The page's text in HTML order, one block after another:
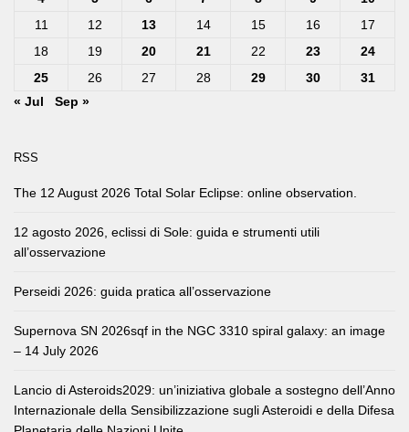
11
12 13 14 15 16
17
18
19 20 21 22 23
24
25
26 27 28 29 30
31
« Jul
Sep »
RSS
The 12 August 2026 Total Solar Eclipse: online observation.
12 agosto 2026, eclissi di Sole: guida e strumenti utili
all’osservazione
Perseidi 2026: guida pratica all’osservazione
Supernova SN 2026sqf in the NGC 3310 spiral galaxy: an image
– 14 July 2026
Lancio di Asteroids2029: un’iniziativa globale a sostegno dell’Anno
Internazionale della Sensibilizzazione sugli Asteroidi e della Difesa